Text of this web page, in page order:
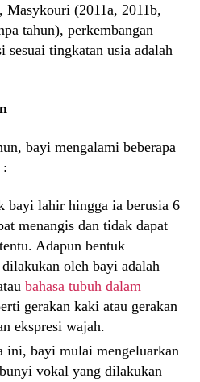
(2011a, 2011b,
tahun), perkembangan
sesuai tingkatan usia adalah
bayi mengalami beberapa
:
bayi lahir hingga ia berusia 6
menangis dan tidak dapat
Adapun bentuk
oleh bayi adalah
bahasa tubuh dalam
gerakan kaki atau gerakan
ekspresi wajah.
ini, bayi mulai mengeluarkan
vokal yang dilakukan